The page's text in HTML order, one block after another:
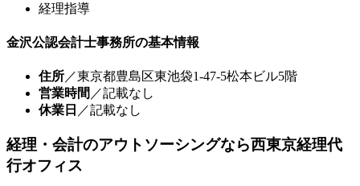
経理指導
金沢公認会計士事務所の基本情報
住所／東京都豊島区東池袋1-47-5松本ビル5階
営業時間 ／記載なし
休業日 ／記載なし
経理・会計のアウトソーシングなら西東京経理代
行オフィス